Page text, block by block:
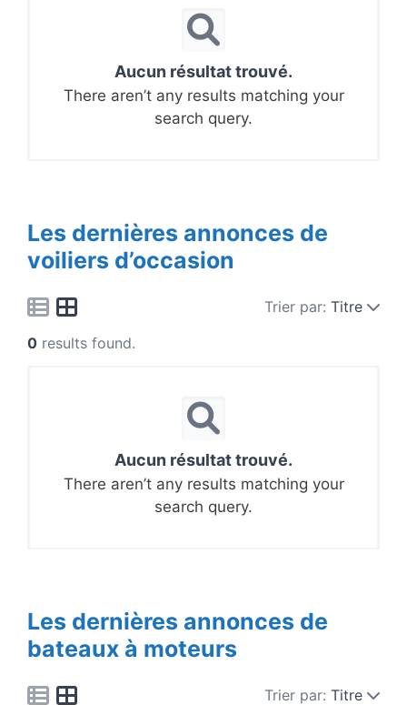
Aucun résultat trouvé.
There aren’t any results matching your
search query.
Les dernières annonces de
voiliers d’occasion
Trier par: Titre
0 results found.
Aucun résultat trouvé.
There aren’t any results matching your
search query.
Les dernières annonces de
bateaux à moteurs
Trier par: Titre